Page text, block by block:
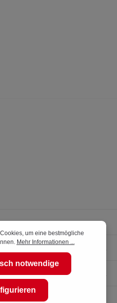
um eine bestmögliche
Mehr Informationen ...
notwendige